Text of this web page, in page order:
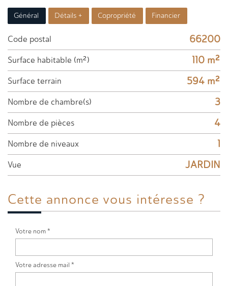
Général Détails + Copropriété Financier
Code postal 66200
Surface habitable (m²) 110 m²
surface terrain 594 m²
Nombre de chambre(s) 3
Nombre de pièces 4
Nombre de niveaux 1
Vue JARDIN
Cette annonce vous intéresse ?
Votre nom *
Votre adresse mail *